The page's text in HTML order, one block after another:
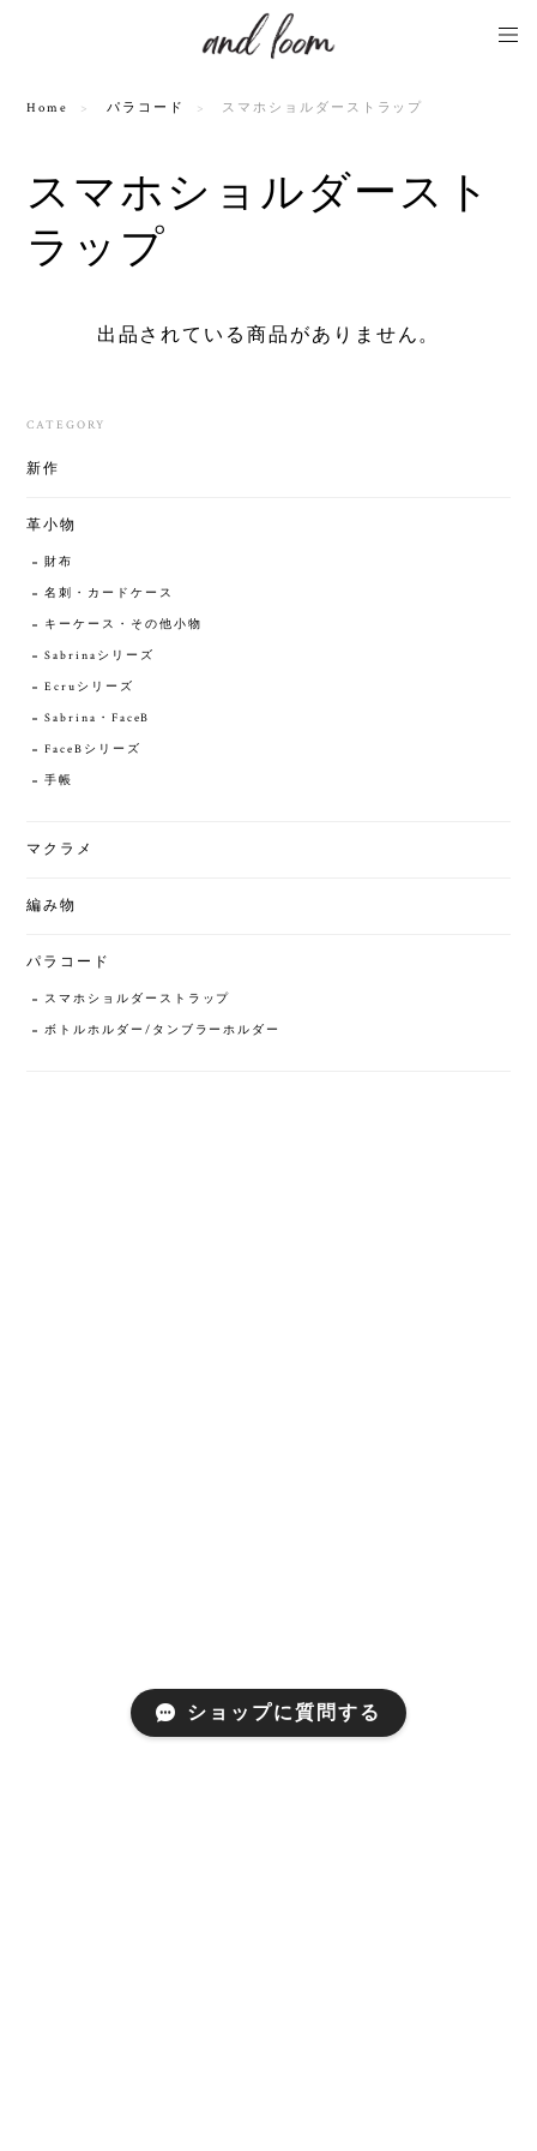
Home パラコード スマホショルダーストラップ
スマホショルダースト
ラップ
出品されている商品がありません。
CATEGORY
新作
革小物
財布
名刺・カードケース
キーケース・その他小物
Sabrinaシリーズ
Ecruシリーズ
Sabrina・FaceB
FaceBシリーズ
手帳
マクラメ
編み物
パラコード
スマホショルダーストラップ
ボトルホルダー/タンブラーホルダー
ショップに質問する